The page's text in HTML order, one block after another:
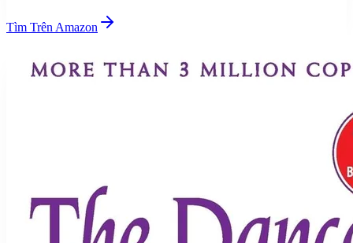
Tìm Trên Amazon